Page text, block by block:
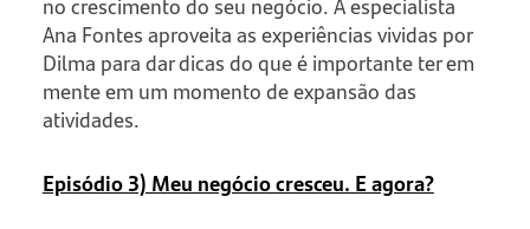
Ana Fontes aproveita as experiências vividas por
Dilma para dar dicas do que é importante ter em
mente em um momento de expansão das
atividades.
Episódio 3) Meu negócio cresceu. E agora?